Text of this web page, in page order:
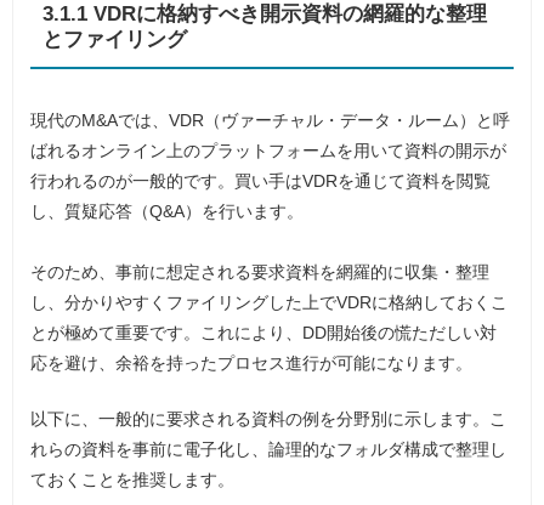
3.1.1 VDRに格納すべき開示資料の網羅的な整理
とファイリング
現代のM&Aでは、VDR（ヴァーチャル・データ・ルーム）と呼
ばれるオンライン上のプラットフォームを用いて資料の開示が
行われるのが一般的です。買い手はVDRを通じて資料を閲覧
し、質疑応答（Q&A）を行います。
そのため、事前に想定される要求資料を網羅的に収集・整理
し、分かりやすくファイリングした上でVDRに格納しておくこ
とが極めて重要です。これにより、DD開始後の慌ただしい対
応を避け、余裕を持ったプロセス進行が可能になります。
以下に、一般的に要求される資料の例を分野別に示します。こ
れらの資料を事前に電子化し、論理的なフォルダ構成で整理し
ておくことを推奨します。